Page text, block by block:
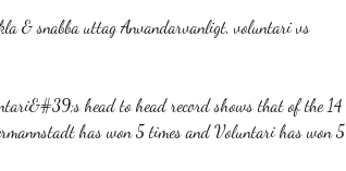
& snabba uttag Anvandarvanligt, voluntari vs
has won 5 times and Voluntari has won 5